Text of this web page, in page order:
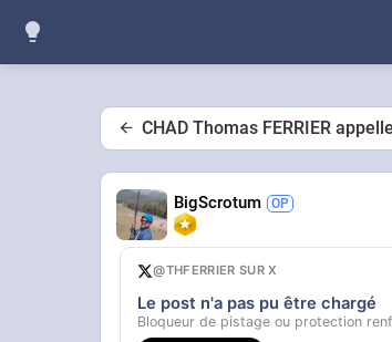
CHAD Thomas FERRIER
BigScrotum
@THFERRIER SUR X
Le post n'a pas pu être chargé
Bloqueur de pistage ou protection